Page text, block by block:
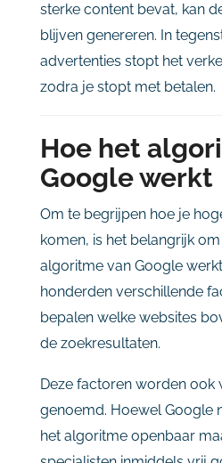
sterke content bevat, kan
blijven genereren. In
advertenties stopt het
zodra je stopt met betalen.
Hoe het
Googlewerkt
Om te begrijpen hoe je
komen, is het belangrijk om
algoritme van Google
honderden verschillende
bepalen welke websites
de zoekresultaten.
Deze factoren worden ook
genoemd. Hoewel Google
het algoritme openbaar